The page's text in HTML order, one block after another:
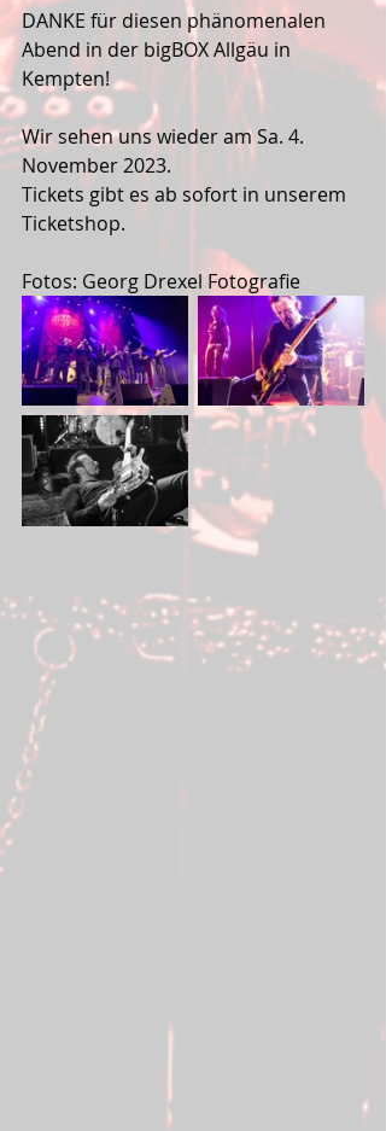
DANKE für diesen phänomenalen
Abend in der bigBOX Allgäu in
Kempten!
Wir sehen uns wieder am Sa. 4.
November 2023.
Tickets gibt es ab sofort in unserem
Ticketshop.
Fotos: Georg Drexel Fotografie